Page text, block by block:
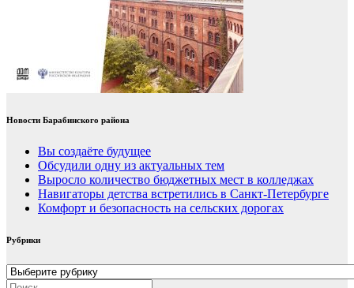
Новости Барабинского района
Вы создаёте будущее
Обсудили одну из актуальных тем
Выросло количество бюджетных мест в колледжах
Навигаторы детства встретились в Санкт-Петербурге
Комфорт и безопасность на сельских дорогах
Рубрики
Рубрики